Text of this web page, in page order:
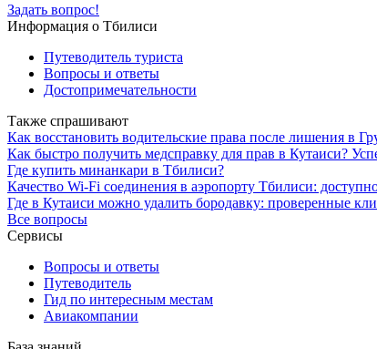
Задать вопрос!
Информация о Тбилиси
Путеводитель туриста
Вопросы и ответы
Достопримечательности
Также спрашивают
Как восстановить водительские права после лишения в
Как быстро получить медсправку для прав в Кутаиси?
Где купить минанкари в Тбилиси?
Качество Wi-Fi соединения в аэропорту Тбилиси:
Где в Кутаиси можно удалить бородавку: проверенные
Все вопросы
Сервисы
Вопросы и ответы
Путеводитель
Гид по интересным местам
Авиакомпании